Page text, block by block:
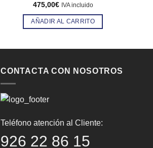
475,00€ IVA incluido
AÑADIR AL CARRITO
CONTACTA CON NOSOTROS
Teléfono atención al Cliente:
926 22 86 15